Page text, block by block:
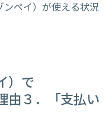
ペイ）が使える状況
）で
由３．「支払い